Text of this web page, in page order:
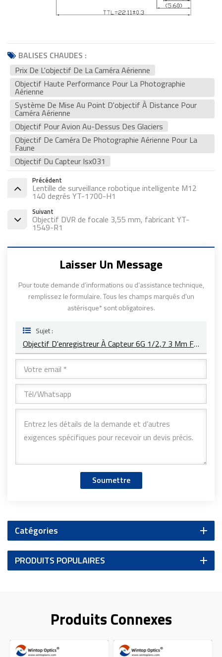
BALISES CHAUDES :
Prix De L'objectif De La Caméra Aérienne
Objectif Haute Performance Pour La Photographie
Aérienne
Système De Mise Au Point D'objectif À Distance Pour
Caméra Aérienne
Objectif Pour Avion Au-Dessus Des Glaciers
Objectif De Caméra De Photographie Aérienne Pour La
Faune
Objectif Du Capteur Isx031
Précédent
Lentille de surveillance robotique intelligente M12
140 degrés YT-1700-H1
Suivant
Objectif DVR de focale 3,55 mm, fabricant YT-
1549-R1
Laisser Un Message
Pour toute demande d’informations ou d’assistance technique,
remplissez le formulaire. Tous les champs marqués d'un
astérisque* sont obligatoires.
Sujet :
Objectif D'enregistreur À Capteur 6G 1/2,7 3 Mm F/1,8 ISX031 YT-1698-F1
Soumettre
Catégories
PRODUITS POPULAIRES
Produits Connexes